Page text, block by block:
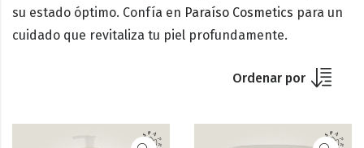
su estado óptimo. Confía en Paraíso Cosmetics para un
cuidado que revitaliza tu piel profundamente.
Ordenar por